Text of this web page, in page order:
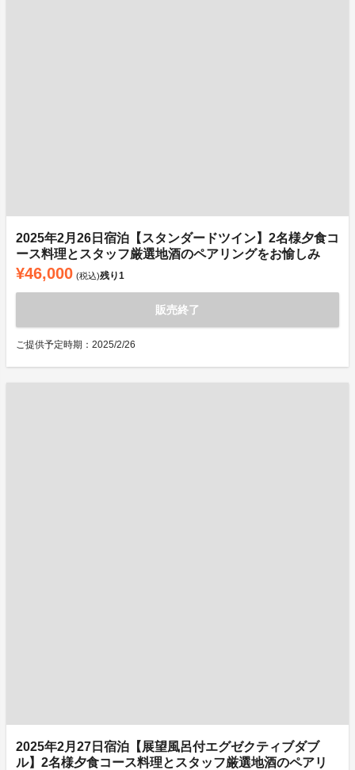
2025年2月26日宿泊【スタンダードツイン】2名様夕食コ
ース料理とスタッフ厳選地酒のペアリングをお愉しみ
¥46,000 (税込)残り1
販売終了
ご提供予定時期：2025/2/26
2025年2月27日宿泊【展望風呂付エグゼクティブダブ
ル】2名様夕食コース料理とスタッフ厳選地酒のペアリ